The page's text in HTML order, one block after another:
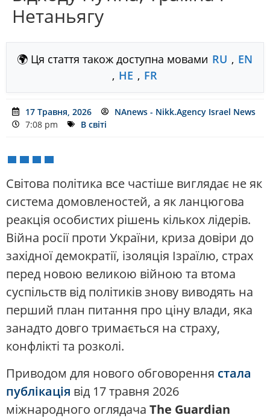
Нетаньягу
🌍 Ця стаття також доступна мовами RU , EN
, HE , FR
17 Травня, 2026
NAnews - Nikk.Agency Israel News
7:08 pm
В світі
Світова політика все частіше виглядає не як
система домовленостей, а як ланцюгова
реакція особистих рішень кількох лідерів.
Війна росії проти України, криза довіри до
західної демократії, ізоляція Ізраїлю, страх
перед новою великою війною та втома
суспільств від політиків знову виводять на
перший план питання про ціну влади, яка
занадто довго тримається на страху,
конфлікті та розколі.
Приводом для нового обговорення стала
публікація від 17 травня 2026
міжнародного оглядача The Guardian